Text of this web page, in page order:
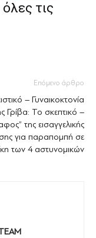
τις
Επόμενο άρθρο
– Γυναικοκτονία
Γρίβα: Το σκεπτικό –
της εισαγγελικής
για παραπομπή σε
των 4 αστυνομικών